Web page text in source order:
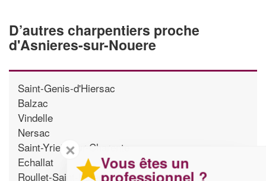
D’autres charpentiers proche
d'Asnieres-sur-Nouere
Saint-Genis-d'Hiersac
Balzac
Vindelle
Nersac
Saint-Yrieix-sur-Charente
Echallat
Roullet-Saint-Estephe
✕
Vous êtes un
professionnel ?